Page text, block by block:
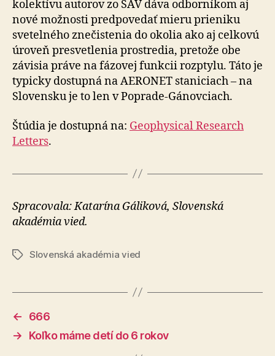
kolektívu autorov zo SAV dáva odborníkom aj
nové možnosti predpovedať mieru prieniku
svetelného znečistenia do okolia ako aj celkovú
úroveň presvetlenia prostredia, pretože obe
závisia práve na fázovej funkcii rozptylu. Táto je
typicky dostupná na AERONET staniciach – na
Slovensku je to len v Poprade-Gánovciach.
Štúdia je dostupná na: Geophysical Research
Letters.
Spracovala: Katarína Gáliková, Slovenská
akadémia vied.
ZnačkySlovenská akadémia vied
←
666
→
Koľko máme detí do 6 rokov